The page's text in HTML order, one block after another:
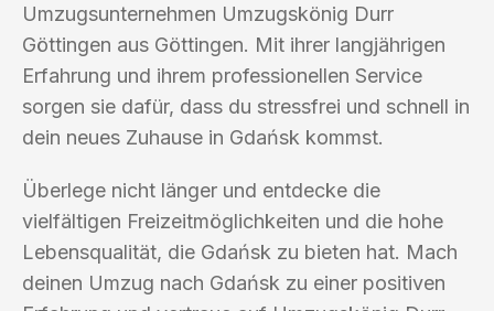
Umzugsunternehmen Umzugskönig Durr
Göttingen aus Göttingen. Mit ihrer langjährigen
Erfahrung und ihrem professionellen Service
sorgen sie dafür, dass du stressfrei und schnell in
dein neues Zuhause in Gdańsk kommst.
Überlege nicht länger und entdecke die
vielfältigen Freizeitmöglichkeiten und die hohe
Lebensqualität, die Gdańsk zu bieten hat. Mach
deinen Umzug nach Gdańsk zu einer positiven